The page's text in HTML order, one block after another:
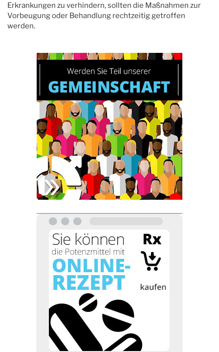
Erkrankungen zu verhindern, sollten die Maßnahmen zur
Vorbeugung oder Behandlung rechtzeitig getroffen
werden.